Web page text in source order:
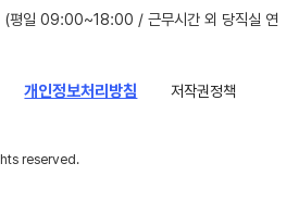
일 09:00~18:00 / 근무시간 외 당직실 연
개인정보처리방침
저작권정책
reserved.